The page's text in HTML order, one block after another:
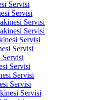
Servisi
Servisi
Servisi
Servisi
Servisi
Servisi
Servisi
Servisi
Servisi
Servisi
Servisi